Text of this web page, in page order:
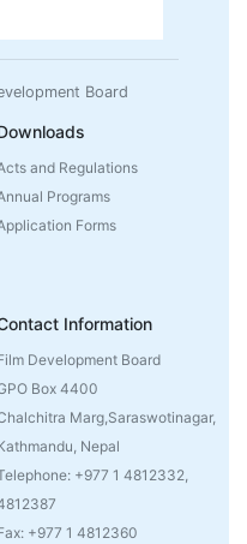
Board
and Regulations
Programs
Forms
Information
Development Board
Box 4400
Marg,Saraswotinagar,
Nepal
+977 1 4812332,
+977 1 4812360